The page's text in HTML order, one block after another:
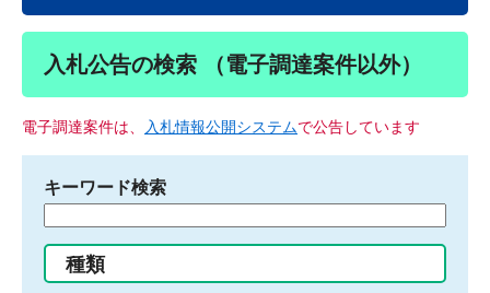
入札公告の検索 （電子調達案件以外）
電子調達案件は、 入札情報公開システムで公告しています
キーワード検索
る
種類